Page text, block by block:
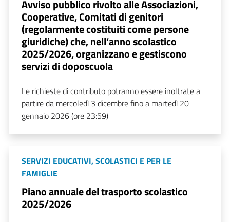
Avviso pubblico rivolto alle Associazioni,
Cooperative, Comitati di genitori
(regolarmente costituiti come persone
giuridiche) che, nell’anno scolastico
2025/2026, organizzano e gestiscono
servizi di doposcuola
Le richieste di contributo potranno essere inoltrate a
partire da mercoledì 3 dicembre fino a martedì 20
gennaio 2026 (ore 23:59)
SERVIZI EDUCATIVI, SCOLASTICI E PER LE
FAMIGLIE
Piano annuale del trasporto scolastico
2025/2026